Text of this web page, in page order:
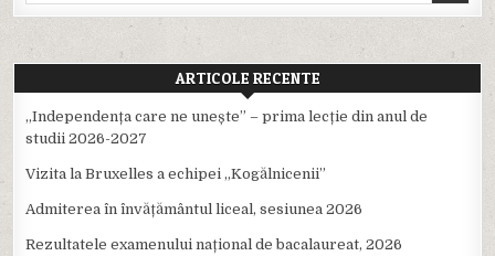
ARTICOLE RECENTE
,,Independența care ne unește” – prima lecție din anul de
studii 2026-2027
Vizita la Bruxelles a echipei ,,Kogălnicenii”
Admiterea în învățământul liceal, sesiunea 2026
Rezultatele examenului național de bacalaureat, 2026